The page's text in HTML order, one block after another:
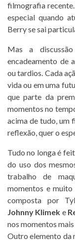
filmografia
especial quando
Berry se sai
Mas a
encadeamento de
ou tardios. Cada
vida ou em uma
que parte da
momentos no
acima de tudo, um
reflexão, quer o
Tudo no longa é
do uso dos
trabalho de
momentos e
composta por
Johnny Klimek e
nos momentos
Outro elemento da